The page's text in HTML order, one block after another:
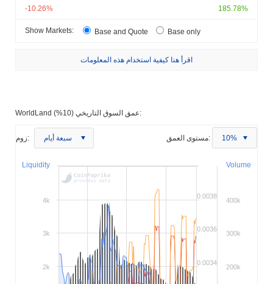
-10.26%
185.78%
Show Markets: Base and Quote Base only
اقرأ هنا كيفية استخدام هذه المعلومات
WorldLand عمق السوق التاريخي (10%):
زوم: سبعة أيام مستوى العمق: 10%
Volume
Liquidity
0.0034
0.0036
0.0038
200k
300k
400k
2k
3k
4k